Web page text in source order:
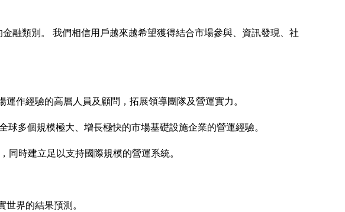
融類別。 我們相信用戶越來越希望獲得結合市場參與、資訊發現、社
作經驗的高層人員及顧問，拓展領導團隊及營運實力。
多個規模極大、增長極快的市場基礎設施企業的營運經驗。
時建立足以支持國際規模的營運系統。
界的結果預測。